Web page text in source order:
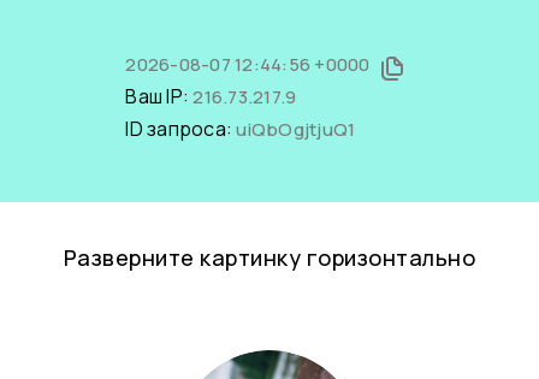
2026-08-07 12:44:56 +0000
Ваш IP:216.73.217.9
ID запроса:uiQbOgjtjuQ1
Разверните картинку горизонтально